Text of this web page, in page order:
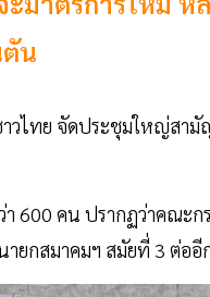
น
วไทย จัดประชุมใหญ่สา
600 คน ปรากฏว่าคณะก
ายกสมาคมฯ สมัยที่ 3 ต่อ